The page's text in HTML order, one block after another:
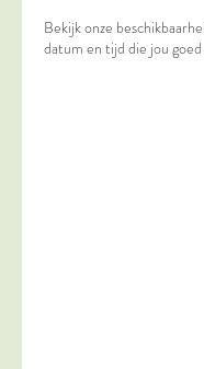
Bekijk onze
datum en tijd die jou